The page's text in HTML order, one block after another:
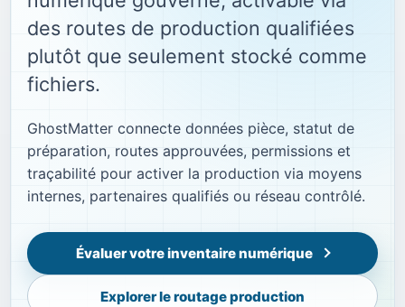
des routes de production qualifiées
plutôt que seulement stocké comme
fichiers.
GhostMatter connecte données pièce, statut de
préparation, routes approuvées, permissions et
traçabilité pour activer la production via moyens
internes, partenaires qualifiés ou réseau contrôlé.
Évaluer votre inventaire numérique
Explorer le routage production